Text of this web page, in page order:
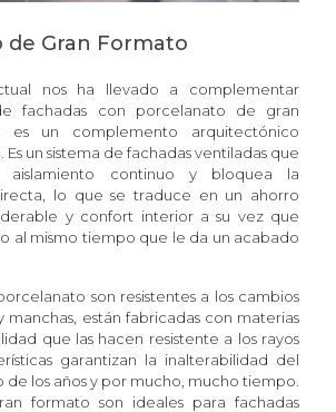
de Gran Formato
nos ha llevado a complementar
fachadas con porcelanato de gran
es un complemento arquitectónico
un sistema de fachadas ventiladas que
aislamiento continuo y bloquea la
lo que se traduce en un ahorro
y confort interior a su vez que
al mismo tiempo que le da un acabado
son resistentes a los cambios
están fabricadas con materias
que las hacen resistente a los rayos
garantizan la inalterabilidad del
de los años y por mucho, mucho tiempo.
formato son ideales para fachadas